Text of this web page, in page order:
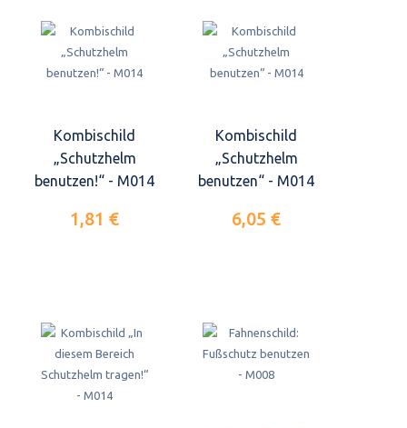
Kombischild
„Schutzhelm
benutzen!“ - M014
1,81 €
Kombischild
„Schutzhelm
benutzen“ - M014
6,05 €